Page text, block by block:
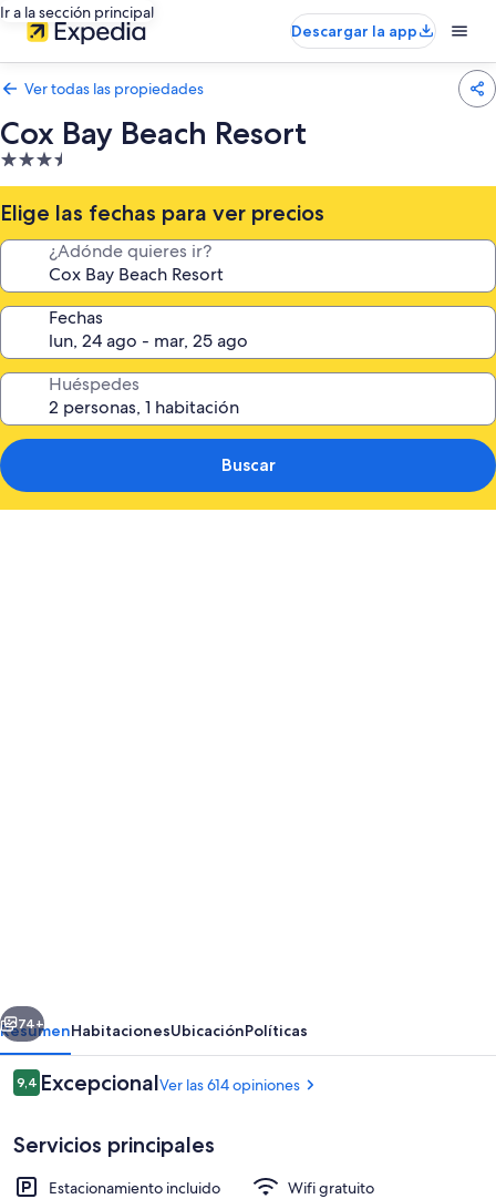
Ir a la sección principal
Descargar la app
Ver todas las propiedades
Cox Bay Beach Resort
Propiedad
de
3.5
estrellas
Elige las fechas para ver precios
¿Adónde quieres ir?
Fechas
Huéspedes
Buscar
Siguiente
74+
ResumenHabitacionesUbicaciónPolíticas
Opiniones
9,49,4 de 10
ExcepcionalVer las 614 opiniones
Servicios principales
Estacionamiento incluido
Wifi gratuito